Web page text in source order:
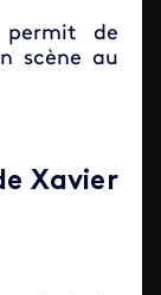
permit de
scène au
Xavier